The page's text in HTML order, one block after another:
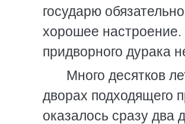
государю
хорошее настроение.
придворного дурака
Много десятков
дворах подходящего
оказалось сразу два